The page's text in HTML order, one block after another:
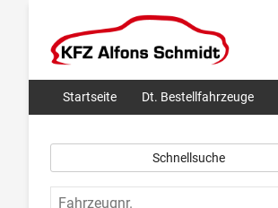
Startseite Dt. Bestellfahrzeuge
Schnellsuche
Fahrzeugnr.